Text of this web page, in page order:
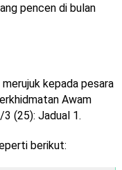
pencen di bulan
kepada pesara
Awam
(25): Jadual 1.
berikut: